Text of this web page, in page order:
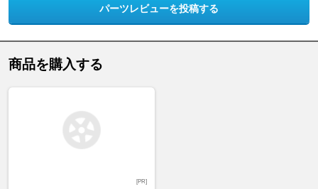
パーツレビューを投稿する
商品を購入する
[PR]